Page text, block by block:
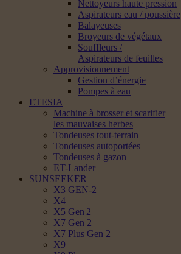
Nettoyeurs haute pression
Aspirateurs eau / poussière
Balayeuses
Broyeurs de végétaux
Souffleurs /
Aspirateurs de feuilles
Approvisionnement
Gestion d’énergie
Pompes à eau
ETESIA
Machine à brosser et scarifier
les mauvaises herbes
Tondeuses tout-terrain
Tondeuses autoportées
Tondeuses à gazon
ET-Lander
SUNSEEKER
X3 GEN-2
X4
X5 Gen 2
X7 Gen 2
X7 Plus Gen 2
X9